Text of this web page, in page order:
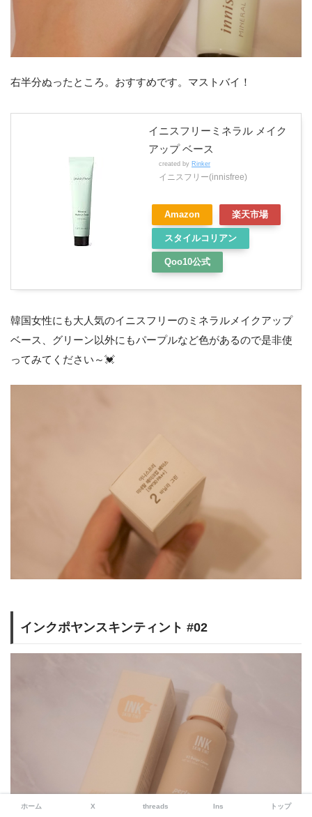
右半分ぬったところ。おすすめです。マストバイ！
イニスフリーミネラル メイク
アップ ベース
created by Rinker
イニスフリー(innisfree)
Amazon 楽天市場
スタイルコリアン
Qoo10公式
韓国女性にも大人気のイニスフリーのミネラルメイクアップ
ベース、グリーン以外にもパープルなど色があるので是非使
ってみてください～💓
インクポヤンスキンティント #02
ホーム X threads Ins トップ